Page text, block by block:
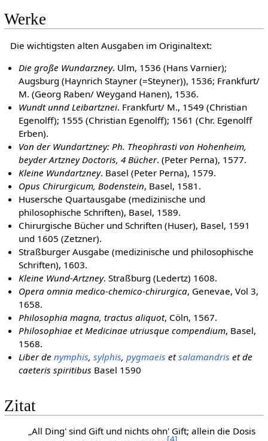
Werke
Die wichtigsten alten Ausgaben im Originaltext:
Die große Wundarzney. Ulm, 1536 (Hans Varnier);
Augsburg (Haynrich Stayner (=Steyner)), 1536; Frankfurt/
M. (Georg Raben/ Weygand Hanen), 1536.
Wundt unnd Leibartznei. Frankfurt/ M., 1549 (Christian
Egenolff); 1555 (Christian Egenolff); 1561 (Chr. Egenolff
Erben).
Von der Wundartzney: Ph. Theophrasti von Hohenheim,
beyder Artzney Doctoris, 4 Bücher. (Peter Perna), 1577.
Kleine Wundartzney. Basel (Peter Perna), 1579.
Opus Chirurgicum, Bodenstein, Basel, 1581.
Husersche Quartausgabe (medizinische und
philosophische Schriften), Basel, 1589.
Chirurgische Bücher und Schriften (Huser), Basel, 1591
und 1605 (Zetzner).
Straßburger Ausgabe (medizinische und philosophische
Schriften), 1603.
Kleine Wund-Artzney. Straßburg (Ledertz) 1608.
Opera omnia medico-chemico-chirurgica, Genevae, Vol 3,
1658.
Philosophia magna, tractus aliquot, Cöln, 1567.
Philosophiae et Medicinae utriusque compendium, Basel,
1568.
Liber denymphis,sylphis,pygmaeis etsalamandris et de
caeteris spiritibus Basel 1590
Zitat
„All Ding' sind Gift und nichts ohn' Gift; allein die Dosis